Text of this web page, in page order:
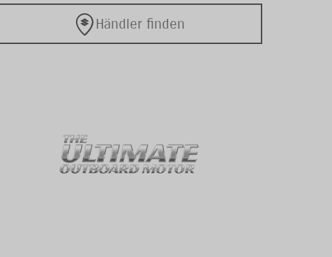
Händler finden